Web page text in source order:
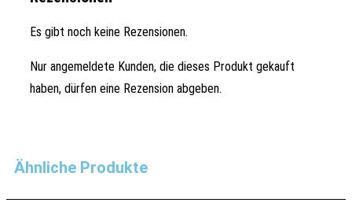
Es gibt noch keine Rezensionen.
Nur angemeldete Kunden, die dieses Produkt gekauft
haben, dürfen eine Rezension abgeben.
Ähnliche Produkte